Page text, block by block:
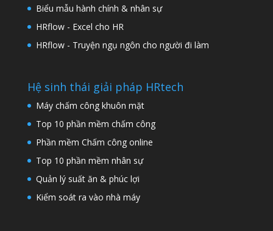
Biểu mẫu hành chính & nhân sự
HRflow - Excel cho HR
HRflow - Truyện ngụ ngôn cho người đi làm
Hệ sinh thái giải pháp HRtech
Máy chấm công khuôn mặt
Top 10 phần mềm chấm công
Phần mềm Chấm công online
Top 10 phần mềm nhân sự
Quản lý suất ăn & phúc lợi
Kiểm soát ra vào nhà máy